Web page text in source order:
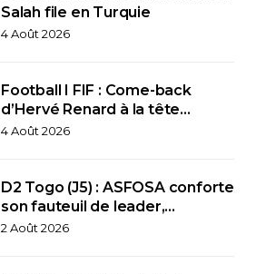
Salah file en Turquie
4 Août 2026
Football I FIF : Come-back
d’Hervé Renard à la tête…
4 Août 2026
D2 Togo (J5) : ASFOSA conforte
son fauteuil de leader,…
2 Août 2026